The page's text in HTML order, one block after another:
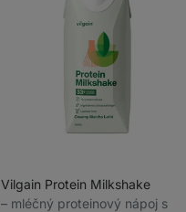
Vilgain Protein Milkshake
⁠–⁠ mléčný proteinový nápoj s